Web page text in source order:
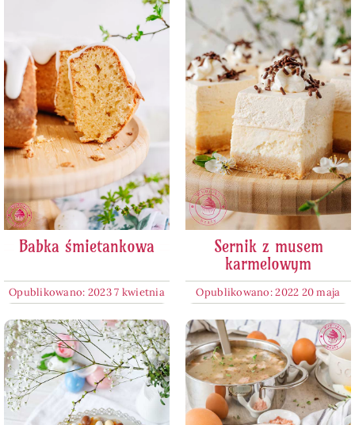
Babka śmietankowa
Opublikowano: 2023 7 kwietnia
Sernik z musem
karmelowym
Opublikowano: 2022 20 maja